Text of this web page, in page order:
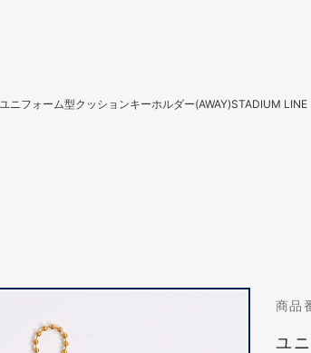
ユニフォーム型クッションキーホルダー(AWAY)STADIUM LINE
商品
ユ